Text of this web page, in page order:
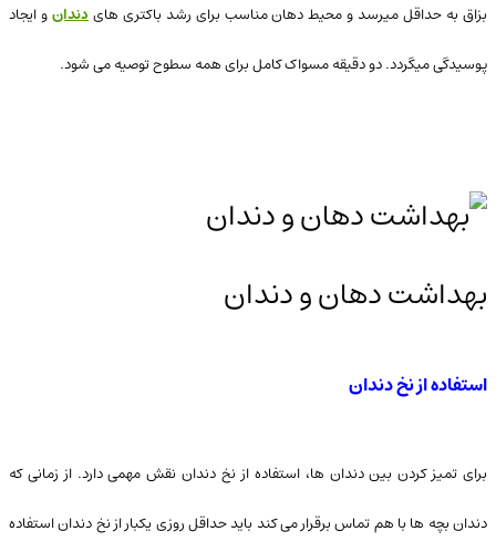
بزاق به حداقل میرسد و محیط دهان مناسب برای رشد باکتری هایدندانو ایجاد
پوسیدگی میگردد. دو دقیقه مسواک کامل برای همه سطوح توصیه می شود.
بهداشت دهان و دندان
استفاده از نخ دندان
برای تمیز کردن بین دندان ها، استفاده از نخ دندان نقش مهمی دارد. از زمانی که
دندان بچه ها با هم تماس برقرار می کند باید حداقل روزی یکبار از نخ دندان استفاده